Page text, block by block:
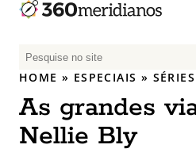
P
e
q
u
i
HOME » ESPECIAIS »
As grandes
Nellie Bly